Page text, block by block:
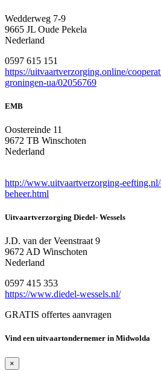
Wedderweg 7-9
9665 JL Oude Pekela
Nederland
0597 615 151
https://uitvaartverzorging.online/
groningen-ua/02056769
EMB
Oostereinde 11
9672 TB Winschoten
Nederland
http://www.uitvaartverzorging-
beheer.html
Uitvaartverzorging Diedel- Wessels
J.D. van der Veenstraat 9
9672 AD Winschoten
Nederland
0597 415 353
https://www.diedel-wessels.nl/
GRATIS offertes aanvragen
Vind een uitvaartondernemer in Midwolda
×